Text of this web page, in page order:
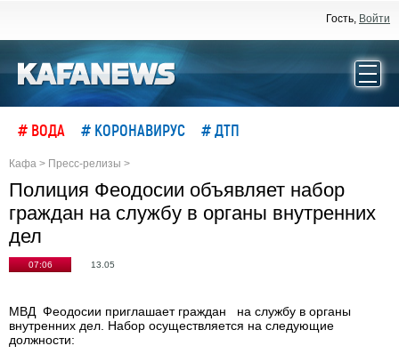
Гость, Войти
# ВОДА # КОРОНАВИРУС # ДТП
Кафа > Пресс-релизы >
Полиция Феодосии объявляет набор
граждан на службу в органы внутренних
дел
07:06 13.05
МВД Феодосии приглашает граждан на службу в органы
внутренних дел. Набор осуществляется на следующие
должности: